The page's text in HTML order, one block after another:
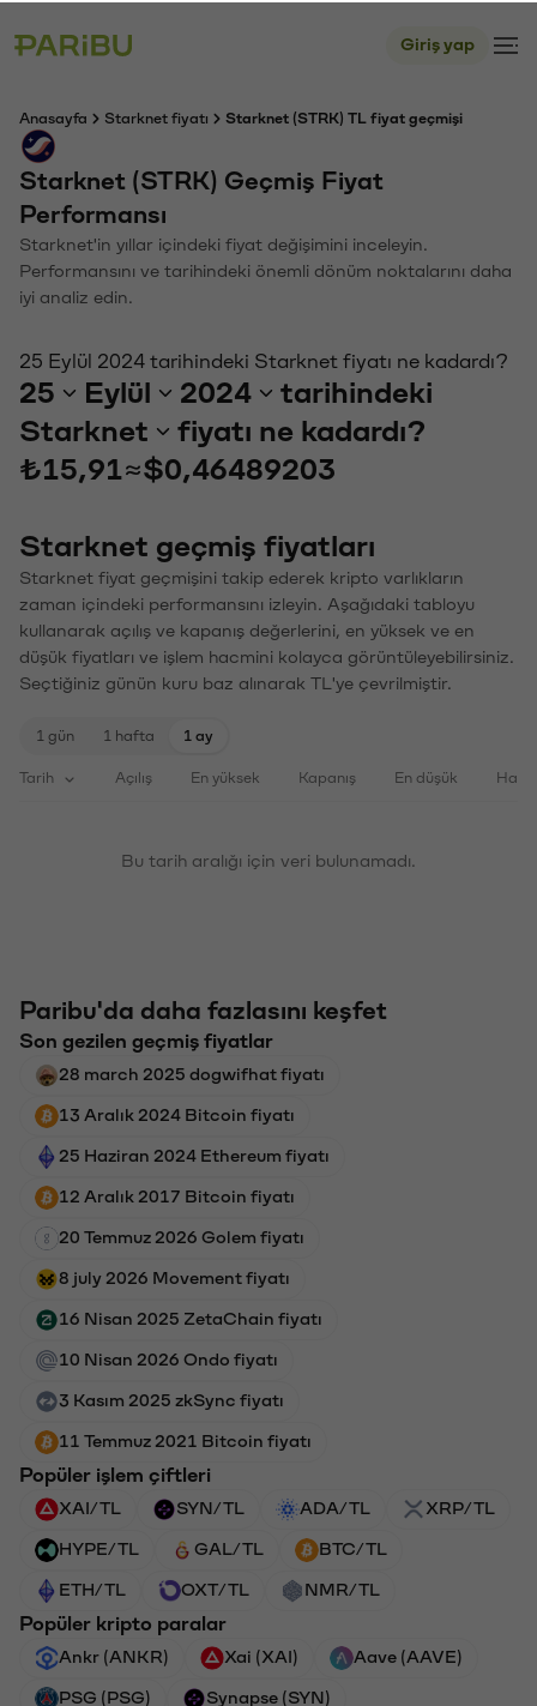
Giriş yap
Anasayfa Starknet fiyatı Starknet (STRK) TL fiyat geçmişi
Starknet (STRK) Geçmiş Fiyat
Performansı
Starknet'in yıllar içindeki fiyat değişimini inceleyin.
Performansını ve tarihindeki önemli dönüm noktalarını daha
iyi analiz edin.
25 Eylül 2024 tarihindeki Starknet fiyatı ne kadardı?
25 Eylül 2024
tarihindeki
Starknet
fiyatı ne kadardı?
₺15,91 ≈$0,46489203
Starknet geçmiş fiyatları
Starknet fiyat geçmişini takip ederek kripto varlıkların
zaman içindeki performansını izleyin. Aşağıdaki tabloyu
kullanarak açılış ve kapanış değerlerini, en yüksek ve en
düşük fiyatları ve işlem hacmini kolayca görüntüleyebilirsiniz.
Seçtiğiniz günün kuru baz alınarak TL'ye çevrilmiştir.
1 gün 1 hafta 1 ay
Tarih Açılış En yüksek Kapanış En düşük
Bu tarih aralığı için veri bulunamadı.
Paribu'da daha fazlasını keşfet
Son gezilen geçmiş fiyatlar
28 march 2025 dogwifhat fiyatı
13 Aralık 2024 Bitcoin fiyatı
25 Haziran 2024 Ethereum fiyatı
12 Aralık 2017 Bitcoin fiyatı
20 Temmuz 2026 Golem fiyatı
8 july 2026 Movement fiyatı
16 Nisan 2025 ZetaChain fiyatı
10 Nisan 2026 Ondo fiyatı
3 Kasım 2025 zkSync fiyatı
11 Temmuz 2021 Bitcoin fiyatı
Popüler işlem çiftleri
XAI/TL SYN/TL ADA/TL XRP/TL
HYPE/TL GAL/TL BTC/TL
ETH/TL OXT/TL NMR/TL
Popüler kripto paralar
Ankr (ANKR) Xai (XAI) Aave (AAVE)
PSG (PSG) Synapse (SYN)